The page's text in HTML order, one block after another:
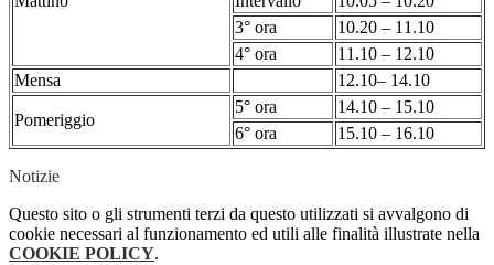
3° ora
10.20 – 11.10
4° ora
11.10 – 12.10
Mensa
12.10– 14.10
Pomeriggio
5° ora
14.10 – 15.10
6° ora
15.10 – 16.10
Notizie
Questo sito o gli strumenti terzi da questo utilizzati si avvalgono di
cookie necessari al funzionamento ed utili alle finalità illustrate nella
COOKIE POLICY.